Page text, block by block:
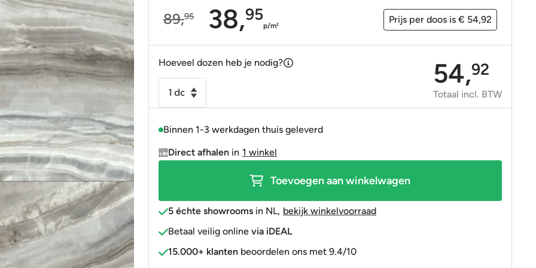
Portugees
Anti-slip
» Alle stijlen
Taupe
» Alle kleuren
Decortegels
» Alle stijlen
Blauw
Rood
» Alle kleuren
89,95
Oorspronkelijke
was:
38,95
Huidige
is:
p/m2 Prijs per doos is € 54,92
Hoeveel dozen heb je nodig?
Vloertegel-
Wandtegel
marmer
grijs
gepolijst
R9
aantal
54,92
Totaal incl. BTW
Binnen 1-3 werkdagen thuis geleverd
Direct afhalen in 1 winkel
Toevoegen aan winkelwagen
5 échte showrooms in NL, bekijk winkelvoorraad
Betaal veilig online via iDEAL
15.000+ klanten beoordelen ons met 9.4/10